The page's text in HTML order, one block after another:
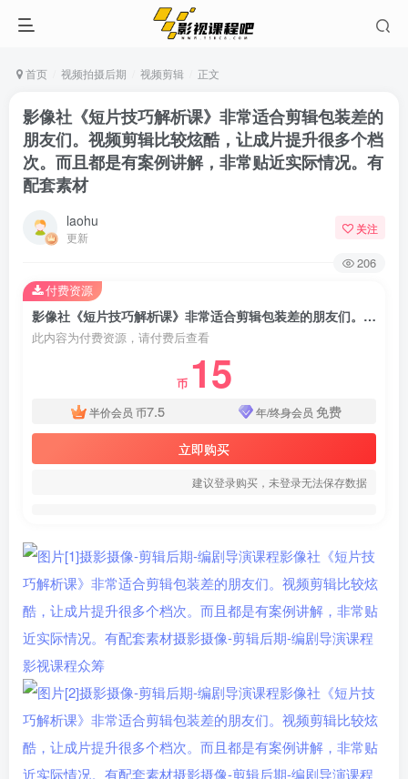
首页 视频拍摄后期 视频剪辑 正文
影像社《短片技巧解析课》非常适合剪辑包装差的
朋友们。视频剪辑比较炫酷，让成片提升很多个档
次。而且都是有案例讲解，非常贴近实际情况。有
配套素材
laohu
更新
关注
206
影像社《短片技巧解析课》非常适合剪辑包装差的朋友们。视频剪辑比较炫酷，让成片提升很多个档次。而且都是有案例讲解，非常贴近实际情况。有配套素材
此内容为付费资源，请付费后查看
币 15
半价会员 币7.5 年/终身会员 免费
立即购买
建议登录购买，未登录无法保存数据
付费资源